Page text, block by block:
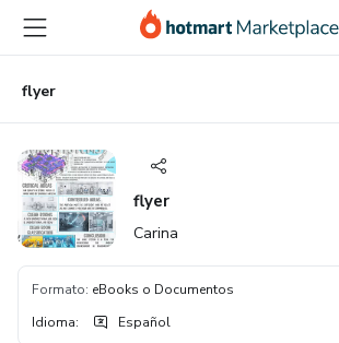
principal
página
de
página
flyer
flyer
Carina
Formato: eBooks o Documentos
Idioma: Español